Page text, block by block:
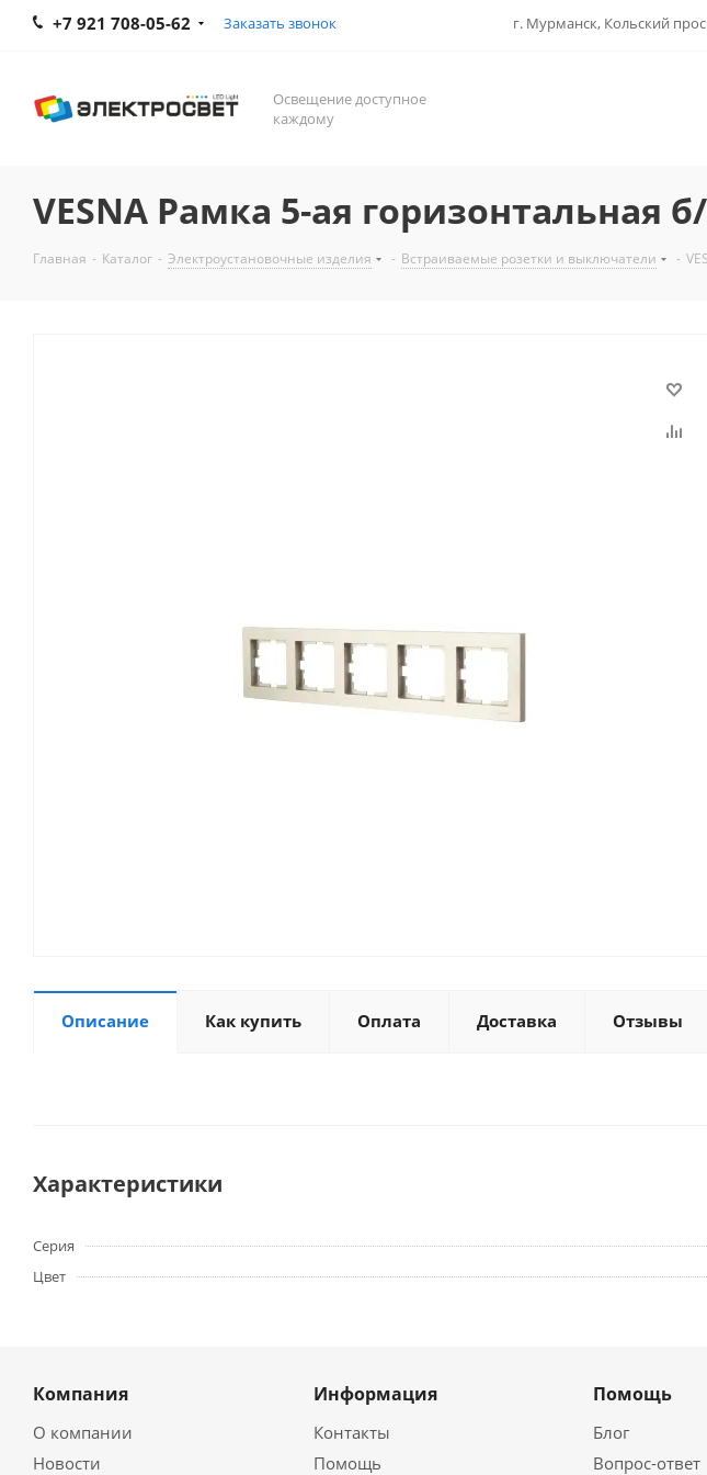
+7 921 708-05-62 Заказать звонок г. Мурманск, Кольский
Освещение доступное
каждому
VESNA Рамка 5-ая горизонтальная
Главная - Каталог - Электроустановочные изделия - Встраиваемые розетки и выключатели -
Описание Как купить Оплата Доставка Отзывы
Характеристики
Серия
Цвет
Компания
О компании
Новости
Информация
Контакты
Помощь
Помощь
Блог
Вопрос-ответ